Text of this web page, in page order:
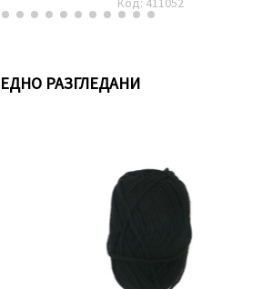
РАЗГЛЕДАНИ